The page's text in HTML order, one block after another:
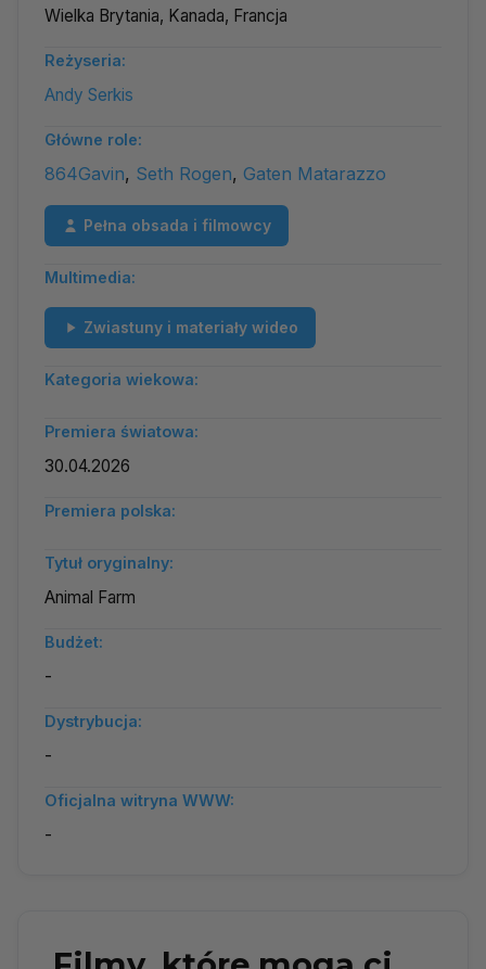
Wielka Brytania, Kanada, Francja
Reżyseria:
Andy Serkis
Główne role:
864Gavin, Seth Rogen, Gaten Matarazzo
Pełna obsada i filmowcy
Multimedia:
Zwiastuny i materiały wideo
Kategoria wiekowa:
Premiera światowa:
30.04.2026
Premiera polska:
Tytuł oryginalny:
Animal Farm
Budżet:
-
Dystrybucja:
-
Oficjalna witryna WWW:
-